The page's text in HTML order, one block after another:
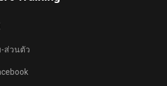
ส่วนตัว